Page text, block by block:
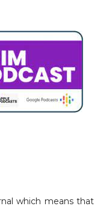
which means that